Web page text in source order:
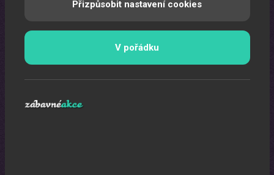
Přizpůsobit nastavení cookies
V pořádku